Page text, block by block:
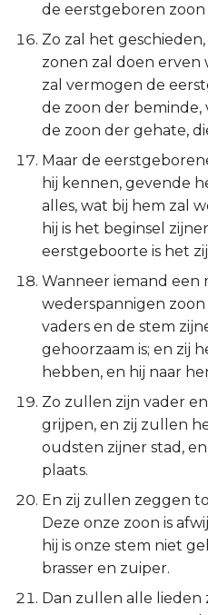
de eerstgeboren zoon
Zo zal het
zonen zal doen erven
zal vermogen de
de zoon der beminde,
de zoon der gehate,
Maar de
hij kennen, gevende
alles, wat bij hem zal
hij is het beginsel
eerstgeboorte is het
Wanneer iemand een
wederspannigen
vaders en de stem
gehoorzaam is; en zij
hebben, en hij naar
Zo zullen zijn vader
grijpen, en zij zullen
oudsten zijner stad,
plaats.
En zij zullen zeggen
Deze onze zoon is
hij is onze stem niet
brasser en zuiper.
Dan zullen alle lieden